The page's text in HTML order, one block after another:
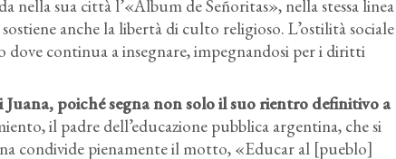
nella sua città l’«Album de Señoritas», nella stessa linea
anche la libertà di culto religioso. L’ostilità sociale
dove continua a insegnare, impegnandosi per i diritti
poiché segna non solo il suo rientro definitivo a
il padre dell’educazione pubblica argentina, che si
condivide pienamente il motto, «Educar al [pueblo]